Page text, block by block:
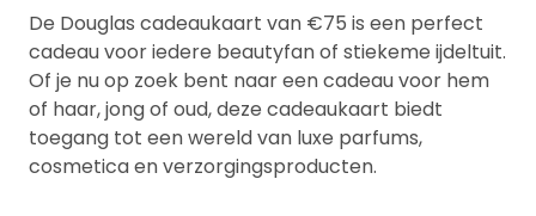
De Douglas cadeaukaart van €75 is een perfect
cadeau voor iedere beautyfan of stiekeme ijdeltuit.
Of je nu op zoek bent naar een cadeau voor hem
of haar, jong of oud, deze cadeaukaart biedt
toegang tot een wereld van luxe parfums,
cosmetica en verzorgingsproducten.